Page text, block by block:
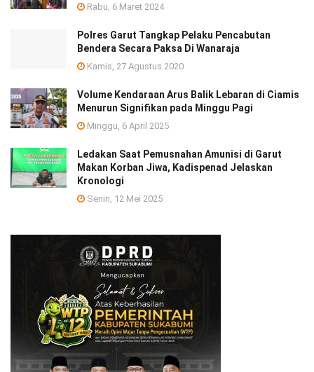
Rabu, 6 Maret 2024
Polres Garut Tangkap Pelaku Pencabutan
Bendera Secara Paksa Di Wanaraja
Kamis, 27 Agustus 2020
Volume Kendaraan Arus Balik Lebaran di Ciamis
Menurun Signifikan pada Minggu Pagi
Minggu, 6 April 2025
Ledakan Saat Pemusnahan Amunisi di Garut
Makan Korban Jiwa, Kadispenad Jelaskan
Kronologi
Senin, 12 Mei 2025